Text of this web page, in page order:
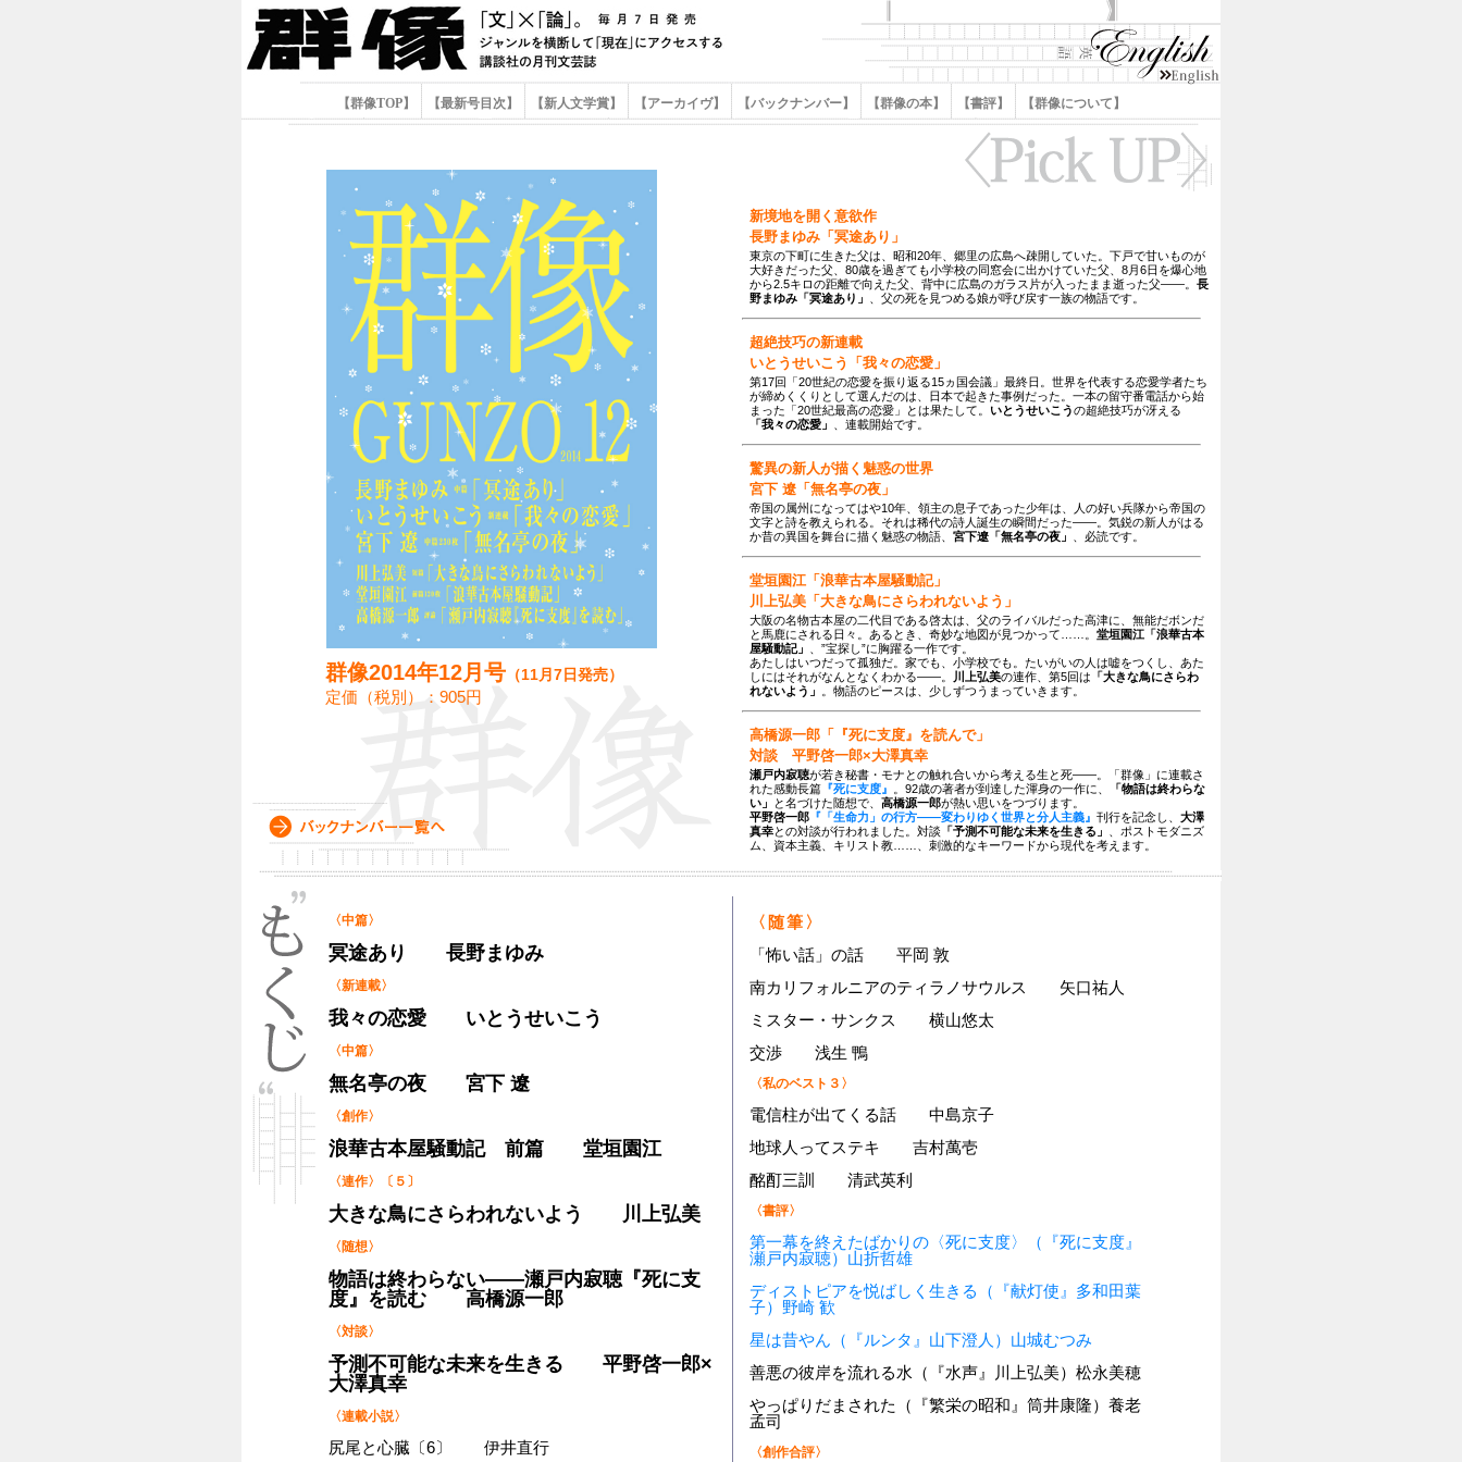
【群像TOP】 【最新号目次】 【新人文学賞】 【アーカイヴ】 【バックナンバー】 【群像の本】 【書評】 【群像について】
群像2014年12月号 （11月7日発売）
定価（税別）：905円
新境地を開く意欲作
長野まゆみ「冥途あり」
東京の下町に生きた父は、昭和20年、郷里の広島へ疎開していた。下戸で甘いものが
大好きだった父、80歳を過ぎても小学校の同窓会に出かけていた父、8月6日を爆心地
から2.5キロの距離で向えた父、背中に広島のガラス片が入ったまま逝った父――。 長
野まゆみ「冥途あり」
、父の死を見つめる娘が呼び戻す一族の物語です。
超絶技巧の新連載
いとうせいこう「我々の恋愛」
第17回「20世紀の恋愛を振り返る15ヵ国会議」最終日。世界を代表する恋愛学者たち
が締めくくりとして選んだのは、日本で起きた事例だった。一本の留守番電話から始
まった「20世紀最高の恋愛」とは果たして。 いとうせいこうの超絶技巧が冴える
「我々の恋愛」
、連載開始です。
驚異の新人が描く魅惑の世界
宮下 遼「無名亭の夜」
帝国の属州になってはや10年、領主の息子であった少年は、人の好い兵隊から帝国の
文字と詩を教えられる。それは稀代の詩人誕生の瞬間だった――。気鋭の新人がはる
か昔の異国を舞台に描く魅惑の物語、 宮下遼「無名亭の夜」 、必読です。
堂垣園江「浪華古本屋騒動記」
川上弘美「大きな鳥にさらわれないよう」
大阪の名物古本屋の二代目である啓太は、父のライバルだった高津に、無能だボンだ
と馬鹿にされる日々。あるとき、奇妙な地図が見つかって……。 堂垣園江「浪華古本
屋騒動記」
、”宝探し”に胸躍る一作です。
あたしはいつだって孤独だ。家でも、小学校でも。たいがいの人は嘘をつくし、あた
しにはそれがなんとなくわかる――。
川上弘美の連作、第5回は 「大きな鳥にさらわ
れないよう」
。物語のピースは、少しずつうまっていきます。
高橋源一郎「『死に支度』を読んで」
対談 平野啓一郎×大澤真幸
瀬戸内寂聴が若き秘書・モナとの触れ合いから考える生と死――。「群像」に連載さ
れた感動長篇 『死に支度』 。92歳の著者が到達した渾身の一作に、
「物語は終わらな
い」
と名づけた随想で、 高橋源一郎が熱い思いをつづります。
平野啓一郎 『「生命力」の行方――変わりゆく世界と分人主義』 刊行を記念し、 大澤
真幸との対談が行われました。対談 「予測不可能な未来を生きる」
、ポストモダニズ
ム、資本主義、キリスト教……、刺激的なキーワードから現代を考えます。
〈中篇〉
冥途あり 長野まゆみ
〈新連載〉
我々の恋愛 いとうせいこう
〈中篇〉
無名亭の夜 宮下 遼
〈創作〉
浪華古本屋騒動記 前篇 堂垣園江
〈連作〉〔５〕
大きな鳥にさらわれないよう 川上弘美
〈随想〉
物語は終わらない――瀬戸内寂聴『死に支
度』を読む 高橋源一郎
〈対談〉
予測不可能な未来を生きる 平野啓一郎×
大澤真幸
〈連載小説〉
尻尾と心臓〔6〕 伊井直行
〈随筆〉
「怖い話」の話 平岡 敦
南カリフォルニアのティラノサウルス 矢口祐人
ミスター・サンクス 横山悠太
交渉 浅生 鴨
〈私のベスト３〉
電信柱が出てくる話 中島京子
地球人ってステキ 吉村萬壱
酩酊三訓 清武英利
〈書評〉
第一幕を終えたばかりの〈死に支度〉（『死に支度』
瀬戸内寂聴）山折哲雄
ディストピアを悦ばしく生きる（『献灯使』多和田葉
子）野崎 歓
星は昔やん（『ルンタ』山下澄人）山城むつみ
善悪の彼岸を流れる水（『水声』川上弘美）松永美穂
やっぱりだまされた（『繁栄の昭和』筒井康隆）養老
孟司
〈創作合評〉